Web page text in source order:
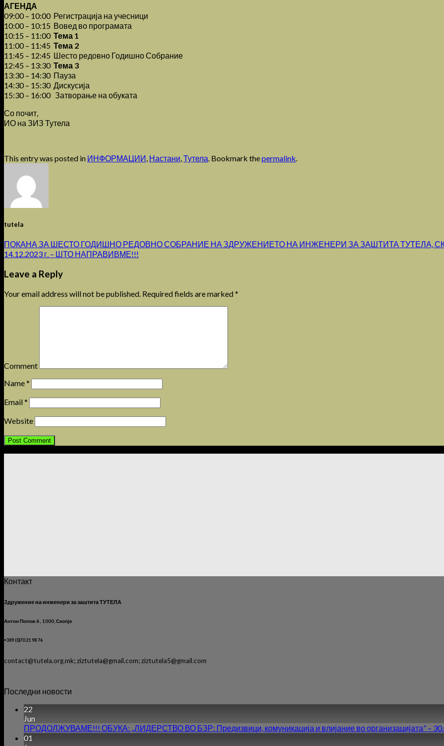
АГЕНДА
09:00 – 10:00 Регистрација на учесници
10:00 – 10:15 Вовед во програмата
10:15 – 11:00 Тема 1
11:00 – 11:45 Тема 2
11:45 – 12:45 Шесто редовно Годишно Собрание
12:45 – 13:30 Тема 3
13:30 – 14:30 Пауза
14:30 – 15:30 Дискусија
15:30 – 16:00 Затворање на обуката
Со почит,
ИО на ЗИЗ Тутела
This entry was posted in ИНФОРМАЦИИ, Настани,Тутела. Bookmark thepermalink.
tutela
ПОКАНА ЗА ШЕСТО ГОДИШНО РЕДОВНО СОБРАНИЕ НА ЗДРУЖЕНИЕТО НА ИНЖЕНЕРИ ЗА ЗАШТИТА ТУТЕЛА,
14.12.2023 г. – ШТО НАПРАВИВМЕ!!!
Leave a Reply
Your email address will not be published. Required fields are marked*
Comment
Name*
Email*
Website
Контакт
Здружение на инженери за заштита ТУТЕЛА
Антон Попов 6 , 1000, Скопје
+389 (0)70 21 98 76
contact@tutela.org.mk; ziztutela@gmail.com; ziztutela5@gmail.com
Последни новости
22
Jun
ПРОДОЛЖУВАМЕ!!! ОБУКА: ,,ЛИДЕРСТВО ВО БЗР: Предизвици, комуникација и влијание во организацијата” –
01